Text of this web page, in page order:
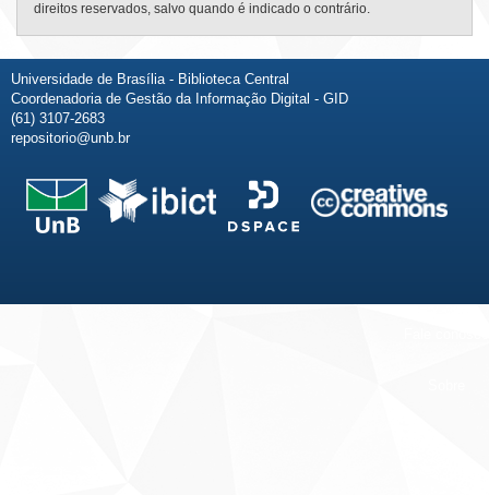
direitos reservados, salvo quando é indicado o contrário.
Universidade de Brasília - Biblioteca Central
Coordenadoria de Gestão da Informação Digital - GID
(61) 3107-2683
repositorio@unb.br